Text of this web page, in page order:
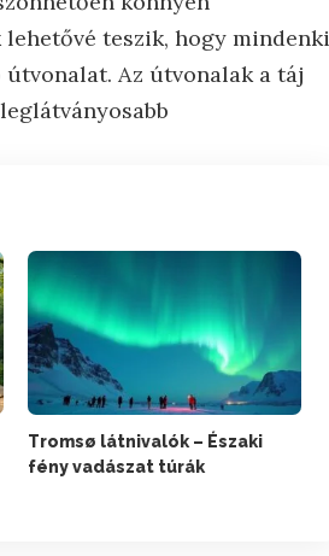
teszik, hogy mindenki
Az útvonalak a táj
Tromsø látnivalók – Északi
fény vadászat túrák